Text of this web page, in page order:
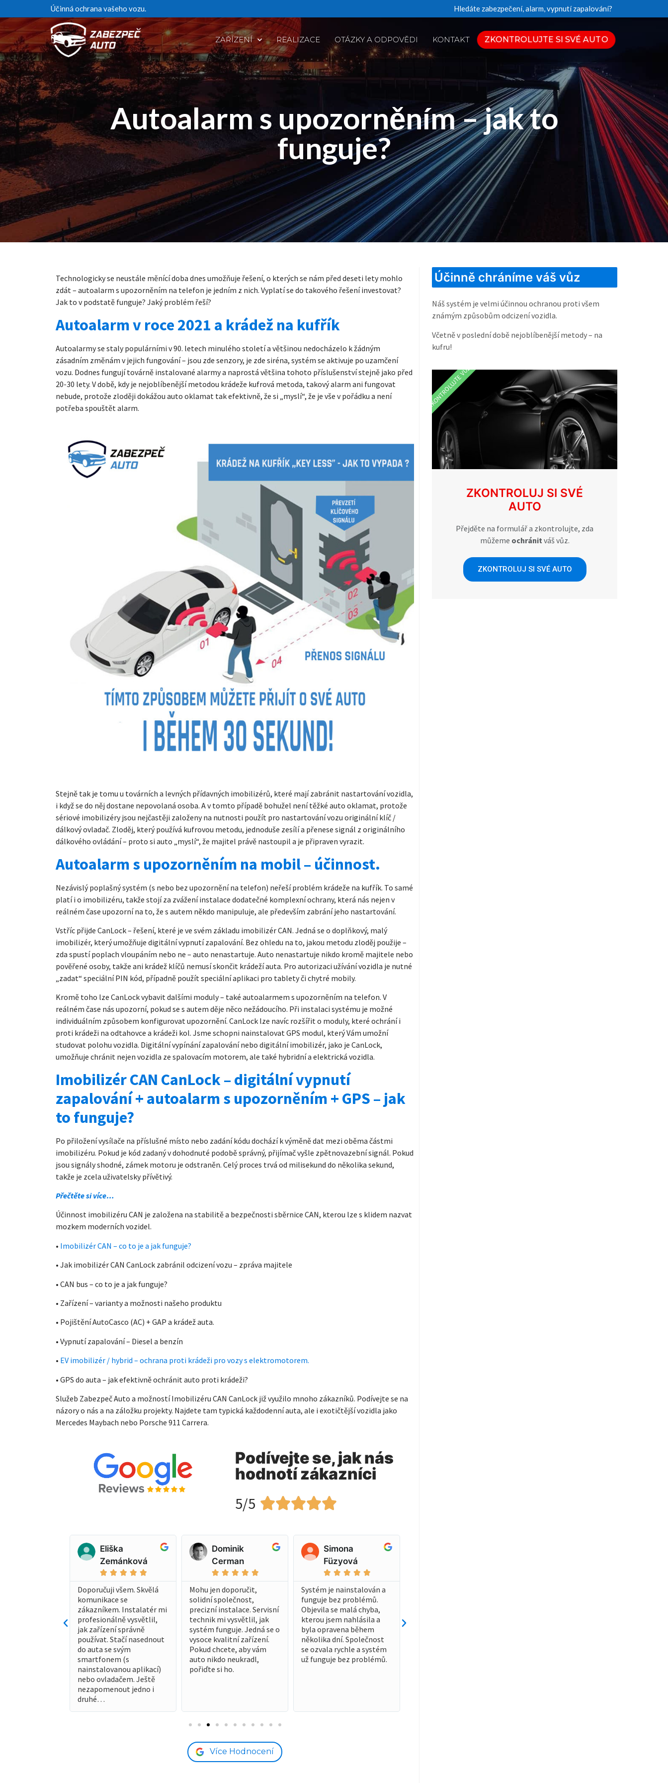
Účinná ochrana vašeho vozu. Hledáte zabezpečení, alarm, vypnutí zapalování?
ZAŘÍZENÍ REALIZACE OTÁZKY A ODPOVĚDI KONTAKT ZKONTROLUJTE SI SVÉ AUTO
Autoalarm s upozorněním – jak to
funguje?
Technologicky se neustále měnící doba dnes umožňuje řešení, o kterých se nám před deseti lety mohlo
zdát – autoalarm s upozorněním na telefon je jedním z nich. Vyplatí se do takového řešení investovat?
Jak to v podstatě funguje? Jaký problém řeší?
Autoalarm v roce 2021 a krádež na kufřík
Autoalarmy se staly populárními v 90. letech minulého století a většinou nedocházelo k žádným
zásadním změnám v jejich fungování – jsou zde senzory, je zde siréna, systém se aktivuje po uzamčení
vozu. Dodnes fungují továrně instalované alarmy a naprostá většina tohoto příslušenství stejně jako před
20-30 lety. V době, kdy je nejoblíbenější metodou krádeže kufrová metoda, takový alarm ani fungovat
nebude, protože zloději dokážou auto oklamat tak efektivně, že si „myslí“, že je vše v pořádku a není
potřeba spouštět alarm.
Stejně tak je tomu u továrních a levných přídavných imobilizérů, které mají zabránit nastartování vozidla,
i když se do něj dostane nepovolaná osoba. A v tomto případě bohužel není těžké auto oklamat, protože
sériové imobilizéry jsou nejčastěji založeny na nutnosti použít pro nastartování vozu originální klíč /
dálkový ovladač. Zloděj, který používá kufrovou metodu, jednoduše zesílí a přenese signál z originálního
dálkového ovládání – proto si auto „myslí“, že majitel právě nastoupil a je připraven vyrazit.
Autoalarm s upozorněním na mobil – účinnost.
Nezávislý poplašný systém (s nebo bez upozornění na telefon) neřeší problém krádeže na kufřík. To samé
platí i o imobilizéru, takže stojí za zvážení instalace dodatečné komplexní ochrany, která nás nejen v
reálném čase upozorní na to, že s autem někdo manipuluje, ale především zabrání jeho nastartování.
Vstříc přijde CanLock – řešení, které je ve svém základu imobilizér CAN. Jedná se o doplňkový, malý
imobilizér, který umožňuje digitální vypnutí zapalování. Bez ohledu na to, jakou metodu zloděj použije –
zda ​​spustí poplach vloupáním nebo ne – auto nenastartuje. Auto nenastartuje nikdo kromě majitele nebo
pověřené osoby, takže ani krádež klíčů nemusí skončit krádeží auta. Pro autorizaci užívání vozidla je nutné
„zadat“ speciální PIN kód, případně použít speciální aplikaci pro tablety či chytré mobily.
Kromě toho lze CanLock vybavit dalšími moduly – také autoalarmem s upozorněním na telefon. V
reálném čase nás upozorní, pokud se s autem děje něco nežádoucího. Při instalaci systému je možné
individuálním způsobem konfigurovat upozornění. CanLock lze navíc rozšířit o moduly, které ochrání i
proti krádeži na odtahovce a krádeži kol. Jsme schopni nainstalovat GPS modul, který Vám umožní
studovat polohu vozidla. Digitální vypínání zapalování nebo digitální imobilizér, jako je CanLock,
umožňuje chránit nejen vozidla ze spalovacím motorem, ale také hybridní a elektrická vozidla.
Imobilizér CAN CanLock – digitální vypnutí
zapalování + autoalarm s upozorněním + GPS – jak
to funguje?
Po přiložení vysílače na příslušné místo nebo zadání kódu dochází k výměně dat mezi oběma částmi
imobilizéru. Pokud je kód zadaný v dohodnuté podobě správný, přijímač vyšle zpětnovazební signál. Pokud
jsou signály shodné, zámek motoru je odstraněn. Celý proces trvá od milisekund do několika sekund,
takže je zcela uživatelsky přívětivý.
Přečtěte si více…
Účinnost imobilizéru CAN je založena na stabilitě a bezpečnosti sběrnice CAN, kterou lze s klidem nazvat
mozkem moderních vozidel.
• Imobilizér CAN – co to je a jak funguje?
• Jak imobilizér CAN CanLock zabránil odcizení vozu – zpráva majitele
• CAN bus – co to je a jak funguje?
• Zařízení – varianty a možnosti našeho produktu
• Pojištění AutoCasco (AC) + GAP a krádež auta.
• Vypnutí zapalování – Diesel a benzín
• EV imobilizér / hybrid – ochrana proti krádeži pro vozy s elektromotorem.
• GPS do auta – jak efektivně ochránit auto proti krádeži?
Služeb Zabezpeč Auto a možností Imobilizéru CAN CanLock již využilo mnoho zákazníků. Podívejte se na
názory o nás a na záložku projekty. Najdete tam typická každodenní auta, ale i exotičtější vozidla jako
Mercedes Maybach nebo Porsche 911 Carrera.
Podívejte se, jak nás
hodnotí zákazníci
5/5 
Eliška
Zemánková
    
Doporučuji všem. Skvělá
komunikace se
zákazníkem. Instalatér mi
profesionálně vysvětlil,
jak zařízení správně
používat. Stačí nasednout
do auta se svým
smartfonem (s
nainstalovanou aplikací)
nebo ovladačem. Ještě
nezapomenout jedno i
druhé…
Dominik
Cerman
    
Mohu jen doporučit,
solidní společnost,
precizní instalace. Servisní
technik mi vysvětlil, jak
systém funguje. Jedná se o
vysoce kvalitní zařízení.
Pokud chcete, aby vám
auto nikdo neukradl,
pořiďte si ho.
Simona
Füzyová
    
Systém je nainstalován a
funguje bez problémů.
Objevila se malá chyba,
kterou jsem nahlásila a
byla opravena během
několika dní. Společnost
se ozvala rychle a systém
už funguje bez problémů.
Více Hodnocení
Účinně chráníme váš vůz
Náš systém je velmi účinnou ochranou proti všem
známým způsobům odcizení vozidla.
Včetně v poslední době nejoblíbenější metody – na
kufru!
ZKONTROLUJ SI SVÉ
AUTO
Přejděte na formulář a zkontrolujte, zda
můžeme ochránit váš vůz.
ZKONTROLUJ SI SVÉ AUTO
ZKONTROLUJTE VŮZ